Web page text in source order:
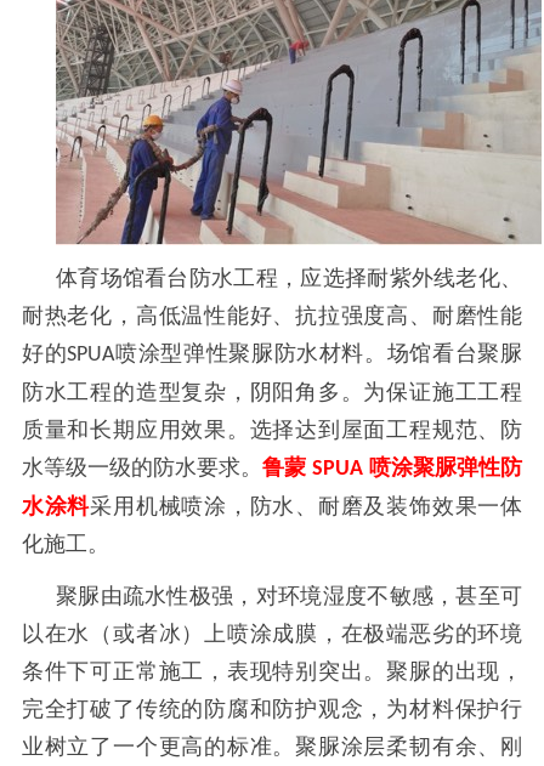
体育场馆看台防水工程，应选择耐紫外线老化、
耐热老化，高低温性能好、抗拉强度高、耐磨性能
好的SPUA喷涂型弹性聚脲防水材料。场馆看台聚脲
防水工程的造型复杂，阴阳角多。为保证施工工程
质量和长期应用效果。选择达到屋面工程规范、防
水等级一级的防水要求。鲁蒙 SPUA 喷涂聚脲弹性防
水涂料采用机械喷涂，防水、耐磨及装饰效果一体
化施工。
聚脲由疏水性极强，对环境湿度不敏感，甚至可
以在水（或者冰）上喷涂成膜，在极端恶劣的环境
条件下可正常施工，表现特别突出。聚脲的出现，
完全打破了传统的防腐和防护观念，为材料保护行
业树立了一个更高的标准。聚脲涂层柔韧有余、刚